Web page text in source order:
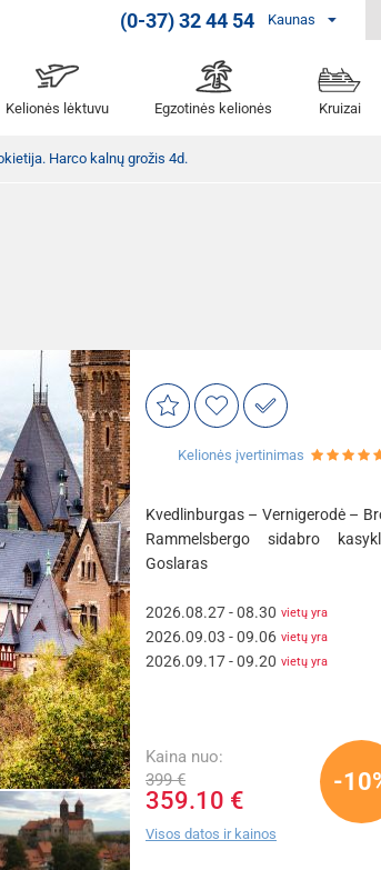
(0-37) 32 44 54 Kaunas
Kelionės lėktuvu Egzotinės kelionės Kruizai
Harco kalnų grožis 4d.
Kelionės įvertinimas
Kvedlinburgas – Vernigerodė –
Rammelsbergo sidabro
Goslaras
2026.08.27 - 08.30 vietų yra
2026.09.03 - 09.06 vietų yra
2026.09.17 - 09.20 vietų yra
Kaina nuo:
399 €
359.10 €
-
Visos datos ir kainos